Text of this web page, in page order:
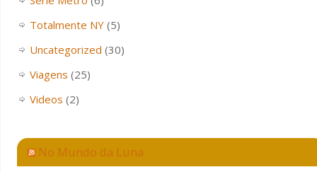
Totalmente NY(5)
Uncategorized (30)
Viagens (25)
Videos (2)
No Mundo da Luna